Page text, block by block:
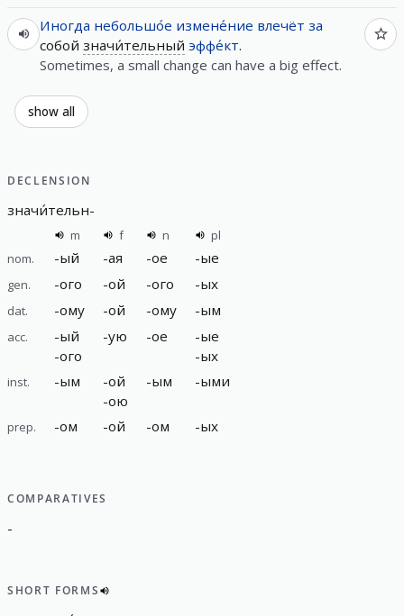
Иногда небольшо́е измене́ние влечёт за
собой значи́тельный эффе́кт.
Sometimes, a small change can have a big effect.
show all
DECLENSION
значи́тельн-
m f n
pl
nom.
-ый -ая -ое -ые
gen. -ого -ой -ого -ых
dat. -ому -ой -ому -ым
acc. -ый
-ого
-ую -ое -ые
-ых
inst. -ым -ой
-ою
-ым -ыми
prep. -ом -ой -ом -ых
COMPARATIVES
-
SHORT FORMS